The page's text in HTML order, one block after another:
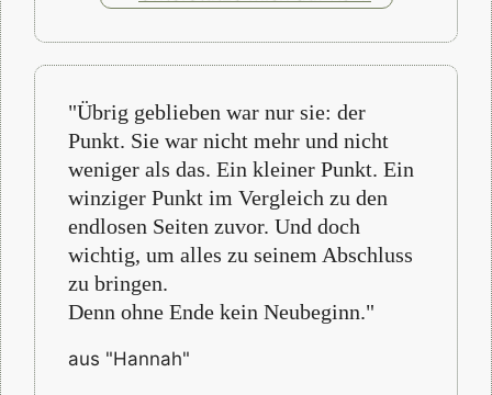
"Übrig geblieben war nur sie: der
Punkt. Sie war nicht mehr und nicht
weniger als das. Ein kleiner Punkt. Ein
winziger Punkt im Vergleich zu den
endlosen Seiten zuvor. Und doch
wichtig, um alles zu seinem Abschluss
zu bringen.
Denn ohne Ende kein Neubeginn."
aus "Hannah"